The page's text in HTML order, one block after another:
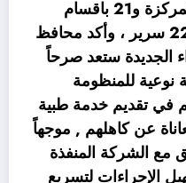
عن 41 أسرة بقسم العناية المركزة و21 باقسام
العيادات الخارجية بإجمالي 223 سرير ، وأكد محافظ
الجديدة ستعد صرحاً
نوعية للمنظومة
في تقديم خدمة طبية
عن كاهلهم , موجهاً
مع الشركة المنفذة
الإجراءات لتسريع